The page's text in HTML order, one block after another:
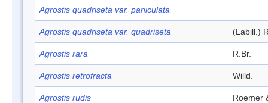
Agrostis quadriseta var. paniculata
Agrostis quadriseta var. quadriseta (Labill.)
Agrostis rara R.Br.
Agrostis retrofracta Willd.
Agrostis rudis Roemer